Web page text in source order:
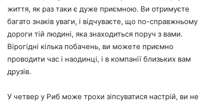
життя, як раз таки є дуже приємною. Ви отримуєте
багато знаків уваги, і відчуваєте, що по-справжньому
дороги тій людині, яка знаходиться поруч з вами.
Вірогідні кілька побачень, ви можете приємно
проводити час і наодинці, і в компанії близьких вам
друзів.
У четвер у Риб може трохи зіпсуватися настрій, ви не